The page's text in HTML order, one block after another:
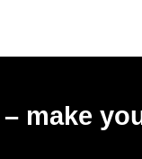
make